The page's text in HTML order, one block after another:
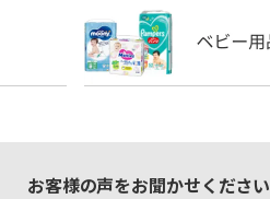
お客様の声をお聞かせください